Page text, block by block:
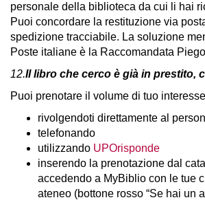
personale della biblioteca da cui li hai
Puoi concordare la restituzione via
spedizione tracciabile. La soluzione
Poste italiane è la Raccomandata
12.Il libro che cerco è già in prestito,
Puoi prenotare il volume di tuo
rivolgendoti direttamente al
telefonando
utilizzando UPOrisponde
inserendo la prenotazione dal
accedendo a MyBiblio con le tue
ateneo (bottone rosso “Se hai un